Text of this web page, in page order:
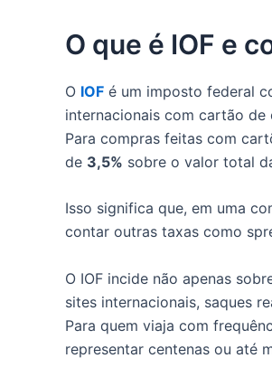
O que é IOF e
O IOF é um imposto federal
internacionais com cartão
Para compras feitas com
de 3,5% sobre o valor total
Isso significa que, em uma
contar outras taxas como
O IOF incide não apenas
sites internacionais, saques
Para quem viaja com
representar centenas ou até